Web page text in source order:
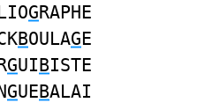
GRAPHE
BOULAGE
GUIBISTE
GUEBALAI